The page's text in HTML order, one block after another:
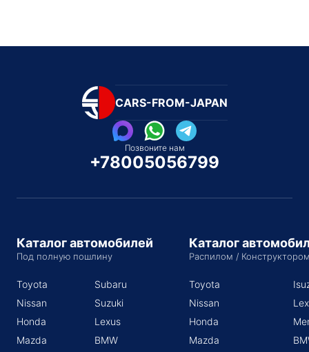
CARS-FROM-JAPAN
Позвоните нам
+78005056799
Каталог автомобилей
Под полную пошлину
Toyota
Nissan
Honda
Mazda
Subaru
Suzuki
Lexus
BMW
Каталог
Распилом /
Toyota
Nissan
Honda
Mazda